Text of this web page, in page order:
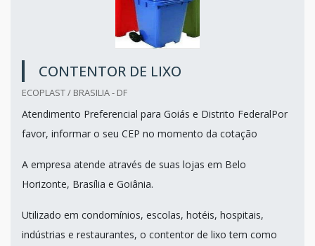
CONTENTOR DE LIXO
ECOPLAST / BRASILIA - DF
Atendimento Preferencial para Goiás e Distrito FederalPor
favor, informar o seu CEP no momento da cotação
A empresa atende através de suas lojas em Belo
Horizonte, Brasília e Goiânia.
Utilizado em condomínios, escolas, hotéis, hospitais,
indústrias e restaurantes, o contentor de lixo tem como